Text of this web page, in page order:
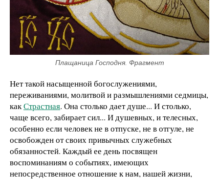
Плащаница Господня. Фрагмент
Нет такой насыщенной богослужениями,
переживаниями, молитвой и размышлениями седмицы,
какСтрастная. Она столько дает душе... И столько,
чаще всего, забирает сил... И душевных, и телесных,
особенно если человек не в отпуске, не в отгуле, не
освобожден от своих привычных служебных
обязанностей. Каждый ее день посвящен
воспоминаниям о событиях, имеющих
непосредственное отношение к нам, нашей жизни,